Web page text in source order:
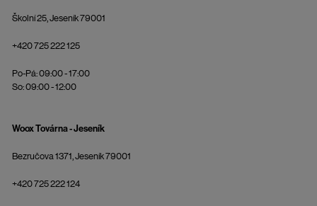
Školní 25, Jeseník 79001
+420 725 222 125
Po-Pá: 09:00 - 17:00
So: 09:00 - 12:00
Woox Továrna - Jeseník
Bezručova 1371, Jeseník 79001
+420 725 222 124